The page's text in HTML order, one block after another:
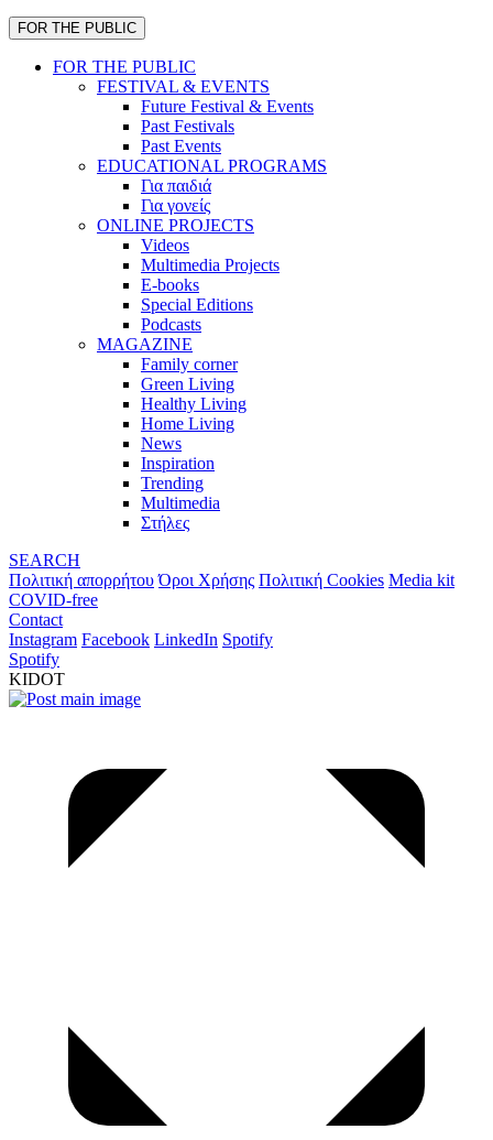
FOR THE PUBLIC
FOR THE PUBLIC
FESTIVAL & EVENTS
Future Festival & Events
Past Festivals
Past Events
EDUCATIONAL PROGRAMS
Για παιδιά
Για γονείς
ONLINE PROJECTS
Videos
Multimedia Projects
E-books
Special Editions
Podcasts
MAGAZINE
Family corner
Green Living
Healthy Living
Home Living
News
Inspiration
Trending
Multimedia
Στήλες
SEARCH
Πολιτική απορρήτου Όροι Χρήσης Πολιτική Cookies Media kit
COVID-free
Contact
Instagram Facebook LinkedIn Spotify
Spotify
KIDOT